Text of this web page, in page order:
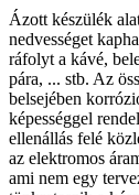
Ázott készülék
nedvességet
ráfolyt a kávé,
pára, ... stb. Az
belsejében
képességgel
ellenállás felé
az elektromos
ami nem egy